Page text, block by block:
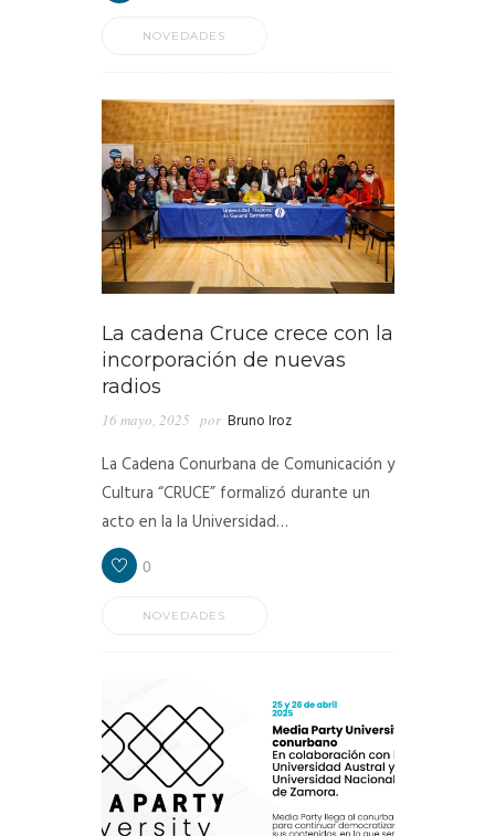
NOVEDADES
La cadena Cruce crece con la
incorporación de nuevas
radios
16 mayo, 2025 por Bruno Iroz
La Cadena Conurbana de Comunicación y
Cultura “CRUCE” formalizó durante un
acto en la la Universidad…
0
NOVEDADES